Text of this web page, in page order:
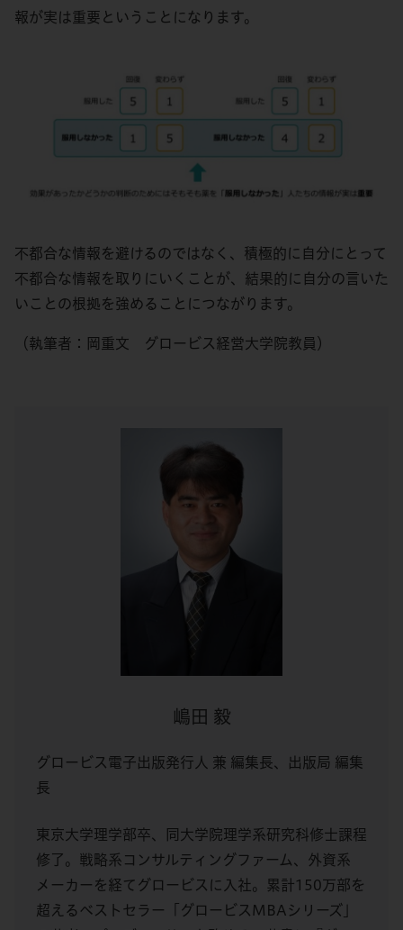
報が実は重要ということになります。
不都合な情報を避けるのではなく、積極的に自分にとって
不都合な情報を取りにいくことが、結果的に自分の言いた
いことの根拠を強めることにつながります。
（執筆者：岡重文 グロービス経営大学院教員）
嶋田 毅
グロービス電子出版発行人 兼 編集長、出版局 編集
長
東京大学理学部卒、同大学院理学系研究科修士課程
修了。戦略系コンサルティングファーム、外資系
メーカーを経てグロービスに入社。累計150万部を
超えるベストセラー「グロービスMBAシリーズ」